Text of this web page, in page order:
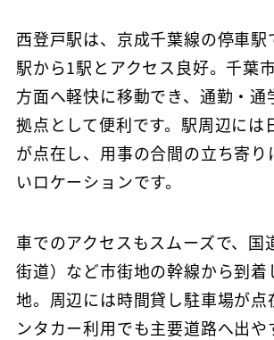
西登戸駅は、京成千葉線の停車駅
駅から1駅とアクセス良好。千葉
方面へ軽快に移動でき、通勤・通
拠点として便利です。駅周辺には
が点在し、用事の合間の立ち寄り
いロケーションです。
車でのアクセスもスムーズで、国
街道）など市街地の幹線から到着
地。周辺には時間貸し駐車場が点
ンタカー利用でも主要道路へ出や